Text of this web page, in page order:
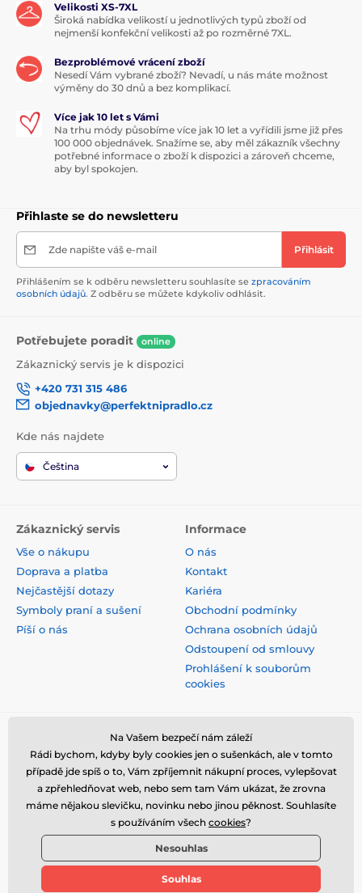
Velikosti XS-7XL
Široká nabídka velikostí u jednotlivých typů zboží od
nejmenší konfekční velikosti až po rozměrné 7XL.
Bezproblémové vrácení zboží
Nesedí Vám vybrané zboží? Nevadí, u nás máte možnost
výměny do 30 dnů a bez komplikací.
Více jak 10 let s Vámi
Na trhu módy působíme více jak 10 let a vyřídili jsme již přes
100 000 objednávek. Snažíme se, aby měl zákazník všechny
potřebné informace o zboží k dispozici a zároveň chceme,
aby byl spokojen.
Přihlaste se do newsletteru
Zde napište váš e-mail Přihlásit
Přihlášením se k odběru newsletteru souhlasíte se zpracováním
osobních údajů. Z odběru se můžete kdykoliv odhlásit.
Potřebujete poradit online
Zákaznický servis je k dispozici
+420 731 315 486
objednavky@perfektnipradlo.cz
Kde nás najdete
Čeština
Zákaznický servis
Vše o nákupu
Doprava a platba
Nejčastější dotazy
Symboly praní a sušení
Píší o nás
Informace
O nás
Kontakt
Kariéra
Obchodní podmínky
Ochrana osobních údajů
Odstoupení od smlouvy
Prohlášení k souborům
cookies
Bezpečná platba kartou
© 2026 www.stylomat.cz ⦁ E-shop vytvořila
Na Vašem bezpečí nám záleží
Rádi bychom, kdyby byly cookies jen o sušenkách, ale v tomto
případě jde spíš o to, Vám zpříjemnit nákupní proces, vylepšovat
a zpřehledňovat web, nebo sem tam Vám ukázat, že zrovna
máme nějakou slevičku, novinku nebo jinou pěknost. Souhlasíte
s používáním všech cookies?
Nesouhlas
Souhlas